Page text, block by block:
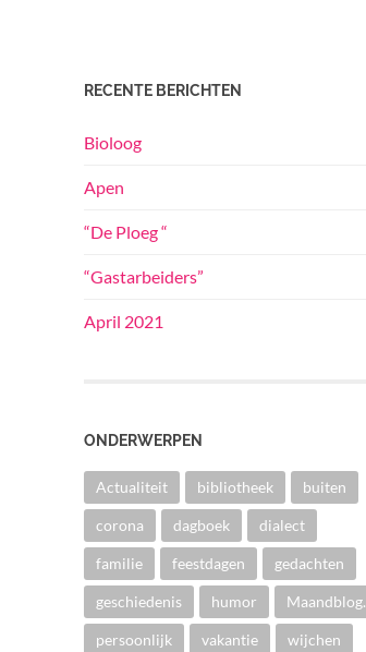
RECENTE BERICHTEN
Bioloog
Apen
“De Ploeg “
“Gastarbeiders”
April 2021
ONDERWERPEN
Actualiteit bibliotheek buiten
corona dagboek dialect
familie feestdagen gedachten
geschiedenis humor Maandblog.
persoonlijk vakantie wijchen